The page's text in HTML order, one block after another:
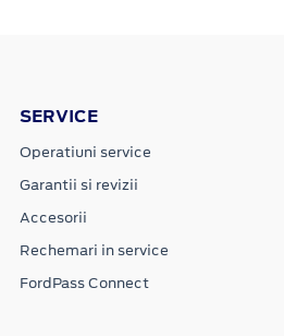
SERVICE
Operatiuni service
Garantii si revizii
Accesorii
Rechemari in service
FordPass Connect